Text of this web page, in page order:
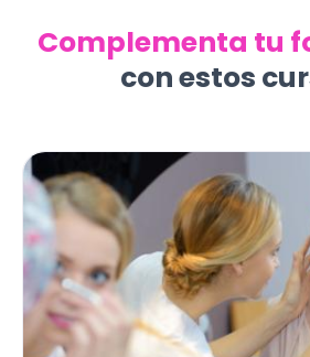
Complementa tu
con estos